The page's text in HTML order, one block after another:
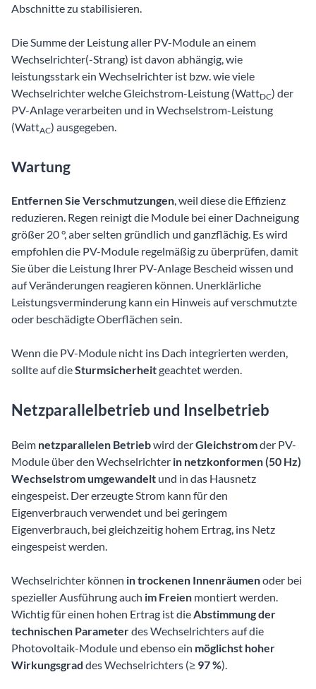
Abschnitte zu stabilisieren.
Die Summe der Leistung aller PV-Module an einem
Wechselrichter(-Strang) ist davon abhängig, wie
leistungsstark ein Wechselrichter ist bzw. wie viele
Wechselrichter welche Gleichstrom-Leistung (WattDC) der
PV-Anlage verarbeiten und in Wechselstrom-Leistung
(WattAC) ausgegeben.
Wartung
Entfernen Sie Verschmutzungen , weil diese die Effizienz
reduzieren. Regen reinigt die Module bei einer Dachneigung
größer 20 °, aber selten gründlich und ganzflächig. Es wird
empfohlen die PV-Module regelmäßig zu überprüfen, damit
Sie über die Leistung Ihrer PV-Anlage Bescheid wissen und
auf Veränderungen reagieren können. Unerklärliche
Leistungsverminderung kann ein Hinweis auf verschmutzte
oder beschädigte Oberflächen sein.
Wenn die PV-Module nicht ins Dach integrierten werden,
sollte auf dieSturmsicherheitgeachtet werden.
Netzparallelbetrieb und Inselbetrieb
Beim netzparallelen Betriebwird derGleichstromder PV-
Module über den Wechselrichter in netzkonformen (50 Hz)
Wechselstrom umgewandelt und in das Hausnetz
eingespeist. Der erzeugte Strom kann für den
Eigenverbrauch verwendet und bei geringem
Eigenverbrauch, bei gleichzeitig hohem Ertrag, ins Netz
eingespeist werden.
Wechselrichter können in trockenen Innenräumenoder bei
spezieller Ausführung auch im Freien montiert werden.
Wichtig für einen hohen Ertrag ist die Abstimmung der
technischen Parameterdes Wechselrichters auf die
Photovoltaik-Module und ebenso ein möglichst hoher
Wirkungsgrad des Wechselrichters (≥ 97 %).